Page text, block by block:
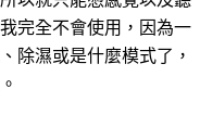
完全不會使用，因為一
除濕或是什麼模式了，